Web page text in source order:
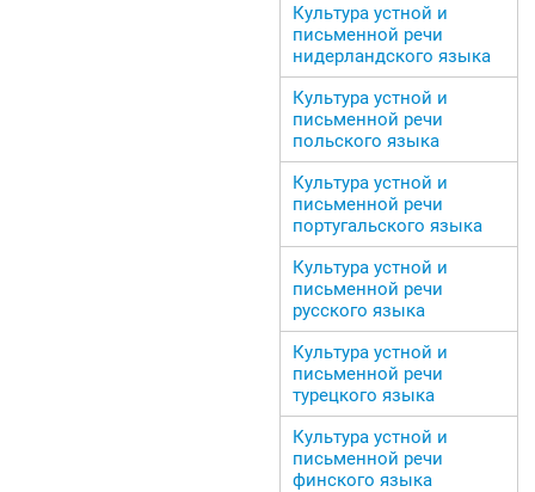
Культура устной и
письменной речи
нидерландского языка
Культура устной и
письменной речи
польского языка
Культура устной и
письменной речи
португальского языка
Культура устной и
письменной речи
русского языка
Культура устной и
письменной речи
турецкого языка
Культура устной и
письменной речи
финского языка